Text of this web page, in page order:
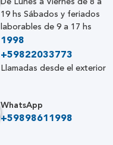
De Lunes a Viernes de 8 a
19 hs Sábados y feriados
laborables de 9 a 17 hs
1998
+59822033773
Llamadas desde el exterior
WhatsApp
+59898611998